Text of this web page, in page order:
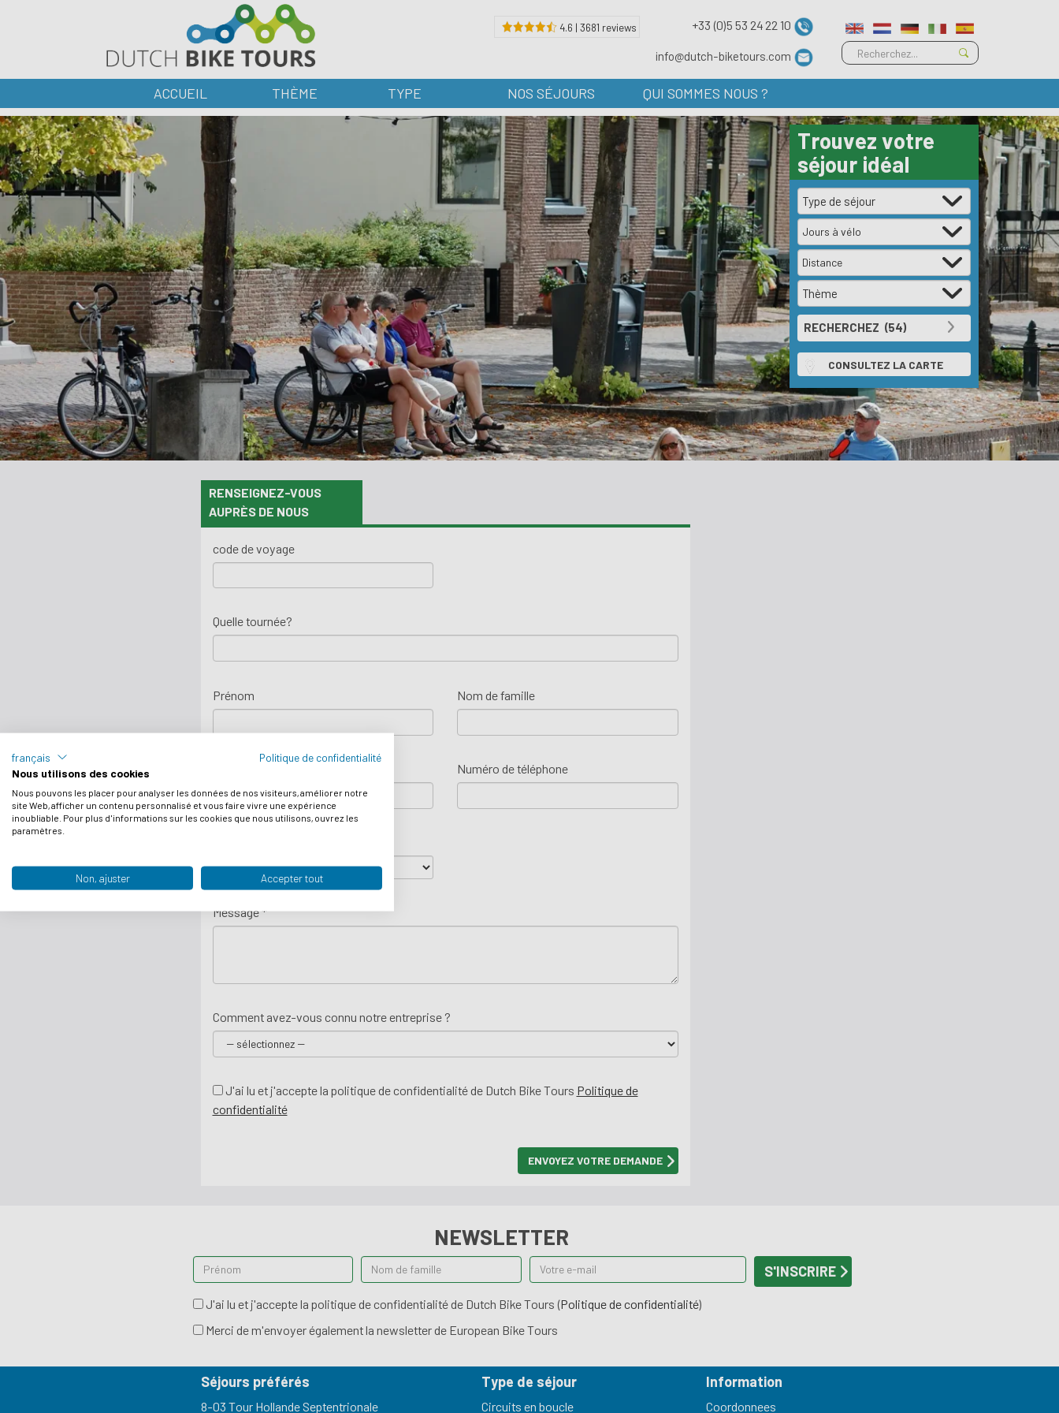
4.6 | 3681 reviews +33 (0)5 53 24 22 10
info@dutch-biketours.com
ACCUEIL THÈME TYPE NOS SÉJOURS QUI SOMMES NOUS ?
Trouvez votre
séjour idéal
Jours à vélo
Distance
CONSULTEZ LA CARTE
RENSEIGNEZ-VOUS
AUPRÈS DE NOUS
code de voyage
Quelle tournée?
Prénom Nom de famille
Numéro de téléphone
Message *
Comment avez-vous connu notre entreprise ?
J'ai lu et j'accepte la politique de confidentialité de Dutch Bike Tours Politique de
confidentialité
NEWSLETTER
J'ai lu et j'accepte la politique de confidentialité de Dutch Bike Tours (Politique de confidentialité)
Merci de m'envoyer également la newsletter de European Bike Tours
Séjours préférés
8-03 Tour Hollande Septentrionale
Type de séjour
Circuits en boucle
Information
Coordonnees
français
Politique de confidentialité
Nous utilisons des cookies
Nous pouvons les placer pour analyser les données de nos visiteurs, améliorer notre
site Web, afficher un contenu personnalisé et vous faire vivre une expérience
inoubliable. Pour plus d'informations sur les cookies que nous utilisons, ouvrez les
paramètres.
Non, ajuster Accepter tout